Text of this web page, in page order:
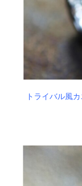
トライバル風